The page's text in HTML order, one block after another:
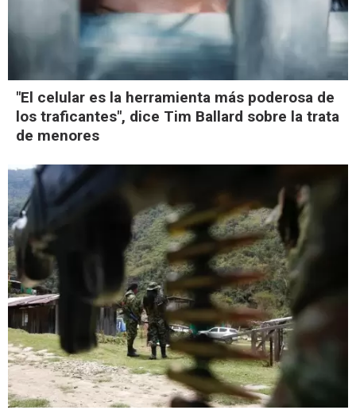
"El celular es la herramienta más poderosa de
los traficantes", dice Tim Ballard sobre la trata
de menores